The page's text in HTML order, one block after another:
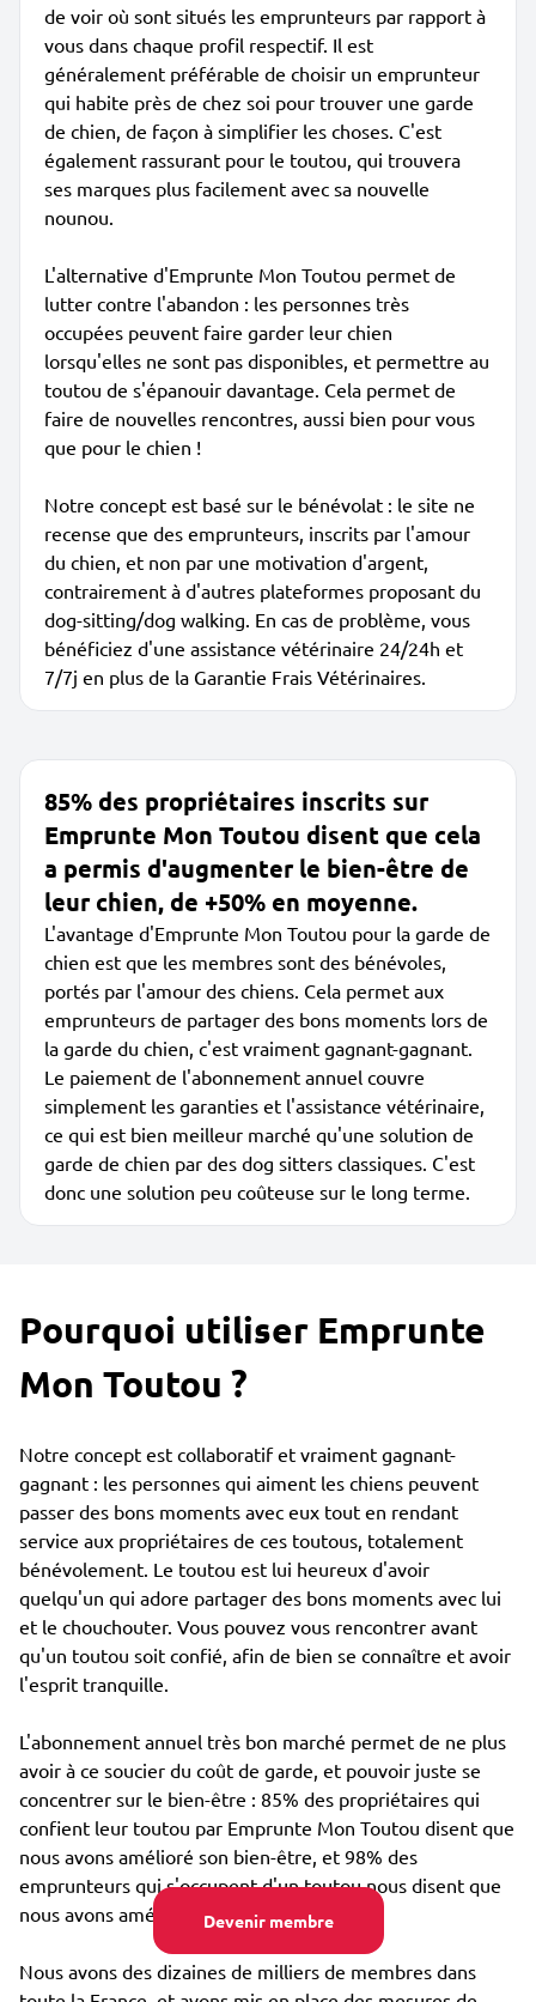
Devenir membre
de voir où sont situés les emprunteurs par rapport à
vous dans chaque profil respectif. Il est
généralement préférable de choisir un emprunteur
qui habite près de chez soi pour trouver une garde
de chien, de façon à simplifier les choses. C'est
également rassurant pour le toutou, qui trouvera
ses marques plus facilement avec sa nouvelle
nounou.
L'alternative d'Emprunte Mon Toutou permet de
lutter contre l'abandon : les personnes très
occupées peuvent faire garder leur chien
lorsqu'elles ne sont pas disponibles, et permettre au
toutou de s'épanouir davantage. Cela permet de
faire de nouvelles rencontres, aussi bien pour vous
que pour le chien !
Notre concept est basé sur le bénévolat : le site ne
recense que des emprunteurs, inscrits par l'amour
du chien, et non par une motivation d'argent,
contrairement à d'autres plateformes proposant du
dog-sitting/dog walking. En cas de problème, vous
bénéficiez d'une assistance vétérinaire 24/24h et
7/7j en plus de la Garantie Frais Vétérinaires.
85% des propriétaires inscrits sur
Emprunte Mon Toutou disent que cela
a permis d'augmenter le bien-être de
leur chien, de +50% en moyenne.
L'avantage d'Emprunte Mon Toutou pour la garde de
chien est que les membres sont des bénévoles,
portés par l'amour des chiens. Cela permet aux
emprunteurs de partager des bons moments lors de
la garde du chien, c'est vraiment gagnant-gagnant.
Le paiement de l'abonnement annuel couvre
simplement les garanties et l'assistance vétérinaire,
ce qui est bien meilleur marché qu'une solution de
garde de chien par des dog sitters classiques. C'est
donc une solution peu coûteuse sur le long terme.
Pourquoi utiliser Emprunte
Mon Toutou ?
Notre concept est collaboratif et vraiment gagnant-
gagnant : les personnes qui aiment les chiens peuvent
passer des bons moments avec eux tout en rendant
service aux propriétaires de ces toutous, totalement
bénévolement. Le toutou est lui heureux d'avoir
quelqu'un qui adore partager des bons moments avec lui
et le chouchouter. Vous pouvez vous rencontrer avant
qu'un toutou soit confié, afin de bien se connaître et avoir
l'esprit tranquille.
L'abonnement annuel très bon marché permet de ne plus
avoir à ce soucier du coût de garde, et pouvoir juste se
concentrer sur le bien-être : 85% des propriétaires qui
confient leur toutou par Emprunte Mon Toutou disent que
nous avons amélioré son bien-être, et 98% des
emprunteurs qui s'occupent d'un toutou nous disent que
nous avons amélioré leur propre bien-être.
Nous avons des dizaines de milliers de membres dans